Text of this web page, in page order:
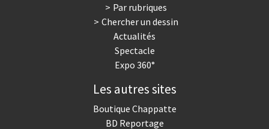
Par rubriques
Chercher un dessin
Actualités
Spectacle
Expo 360°
Les autres sites
Boutique Chappatte
BD Reportage